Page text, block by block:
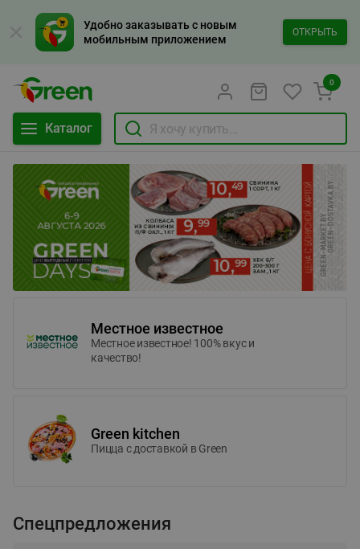
Удобно заказывать с новым
мобильным приложением
ОТКРЫТЬ
Каталог
0
Местное известное
Местное известное! 100% вкус и
качество!
Green kitchen
Пицца c доставкой в Green
Спецпредложения